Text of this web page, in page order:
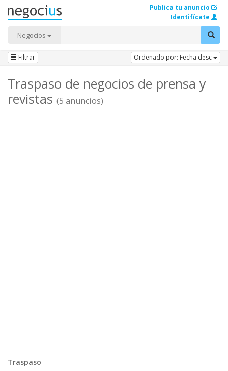
Negocios
Publica tu anuncio
Identifícate
Filtrar Ordenado por: Fecha desc
Traspaso de negocios de prensa y
revistas (5 anuncios)
Traspaso